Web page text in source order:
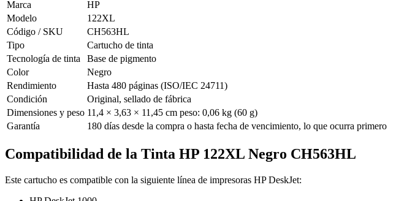
Marca
HP
Modelo
122XL
Código / SKU
CH563HL
Tipo
Cartucho de tinta
Tecnología de tinta
Base de pigmento
Color
Negro
Rendimiento
Hasta 480 páginas (ISO/IEC 24711)
Condición
Original, sellado de fábrica
Dimensiones y peso 11,4 × 3,63 × 11,45 cm peso: 0,06 kg (60 g)
Garantía
180 días desde la compra o hasta fecha de vencimiento, lo que ocurra primero
Compatibilidad de la Tinta HP 122XL Negro CH563HL
Este cartucho es compatible con la siguiente línea de impresoras HP DeskJet: